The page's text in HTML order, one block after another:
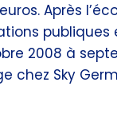
Après
2008 à
Sky